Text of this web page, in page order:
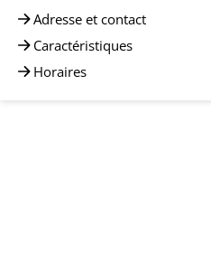
Adresse et contact
Caractéristiques
Horaires